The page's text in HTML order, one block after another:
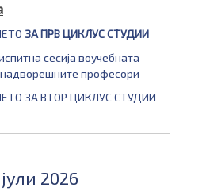
ЗА ПРВ ЦИКЛУС СТУДИИ
сесија воучебната
професори
ЗА ВТОР ЦИКЛУС СТУДИИ
2026